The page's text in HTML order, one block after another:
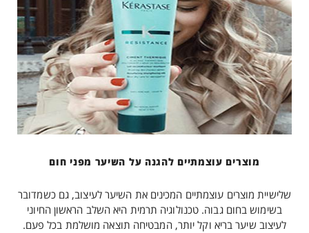
מוצרים עוצמתיים להגנה על השיער מפני חום
שלישיית מוצרים עוצמתיים המכינים את השיער לעיצוב, גם כשמדובר
בשימוש בחום גבוה. טכנולוגיה תרמית היא השלב הראשון החיוני
לעיצוב שיער בריא וקל יותר, המבטיחה תוצאה מושלמת בכל פעם.